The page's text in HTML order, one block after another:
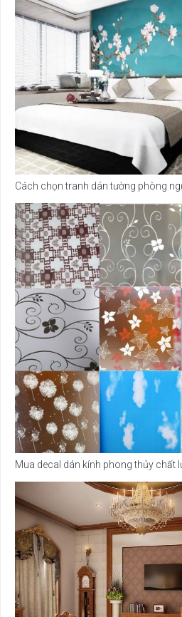
Cách chọn tranh dán tường phòng
Mua decal dán kính phong thủy chất